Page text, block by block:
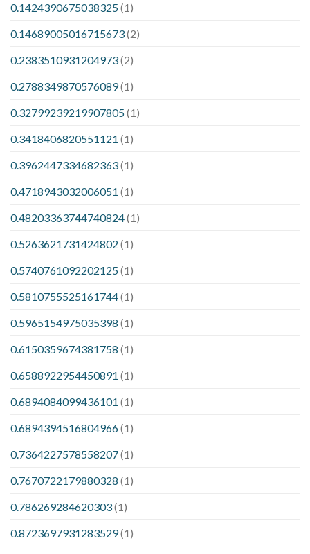
0.1424390675038325(1)
0.14689005016715673(2)
0.2383510931204973(2)
0.2788349870576089(1)
0.32799239219907805(1)
0.3418406820551121 (1)
0.3962447334682363(1)
0.4718943032006051 (1)
0.48203363744740824(1)
0.5263621731424802 (1)
0.5740761092202125(1)
0.5810755525161744(1)
0.5965154975035398 (1)
0.6150359674381758 (1)
0.6588922954450891 (1)
0.6894084099436101 (1)
0.6894394516804966(1)
0.7364227578558207(1)
0.7670722179880328 (1)
0.786269284620303(1)
0.8723697931283529(1)